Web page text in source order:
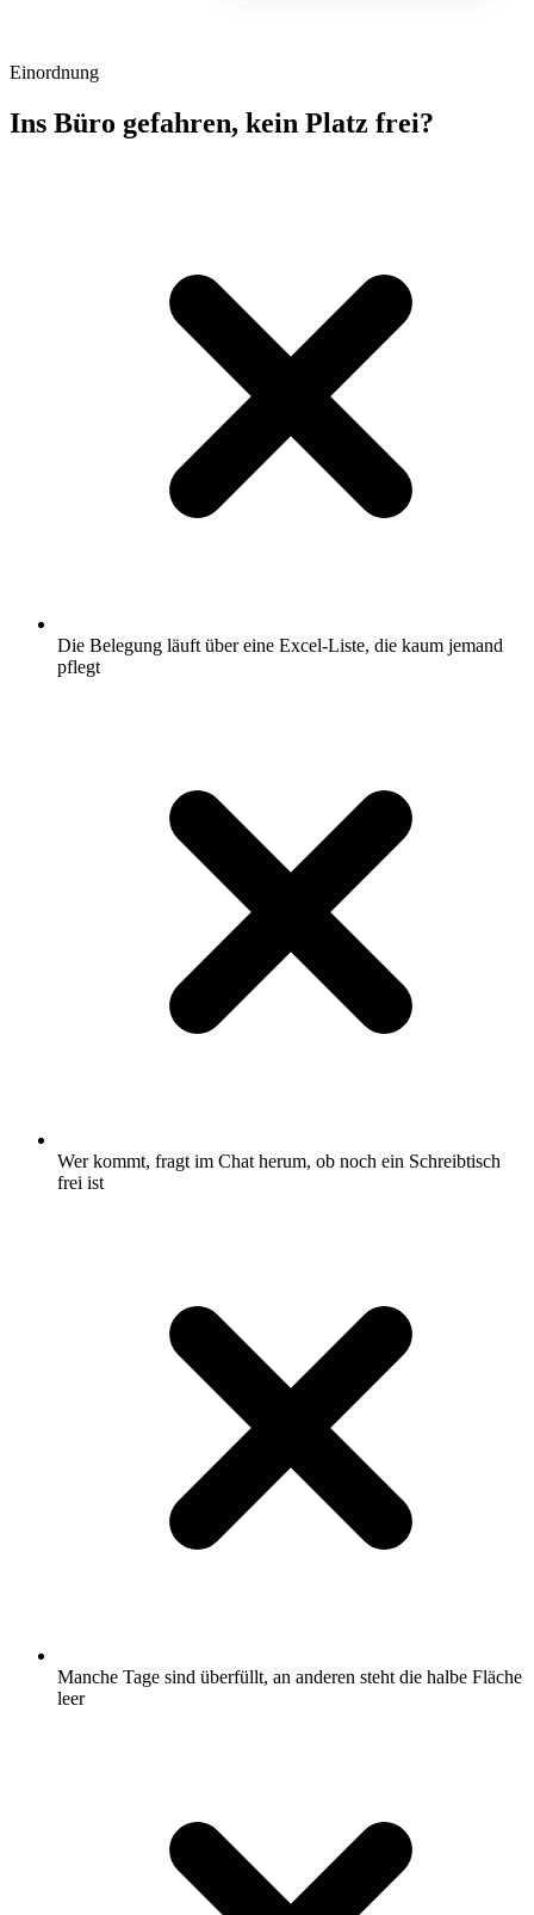
Einordnung
Ins Büro gefahren, kein Platz frei?
Die Belegung läuft über eine Excel-Liste, die kaum jemand
pflegt
Wer kommt, fragt im Chat herum, ob noch ein Schreibtisch
frei ist
Manche Tage sind überfüllt, an anderen steht die halbe Fläche
leer